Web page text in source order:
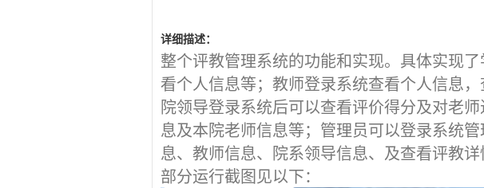
详细描述：
整个评教管理系统的功能和实现。具体实现
看个人信息等；教师登录系统查看个人信息
院领导登录系统后可以查看评价得分及对老
息及本院老师信息等；管理员可以登录系统
息、教师信息、院系领导信息、及查看评教
部分运行截图见以下：